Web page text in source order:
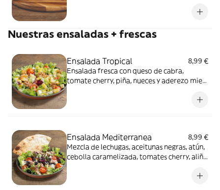
Nuestras ensaladas + frescas
Ensalada Tropical
8,99 €
Ensalada fresca con queso de cabra,
tomate cherry, piña, nueces y aderezo miel
Ensalada Mediterranea
8,99 €
Mezcla de lechugas, aceitunas negras, atún,
cebolla caramelizada, tomates cherry, aliño